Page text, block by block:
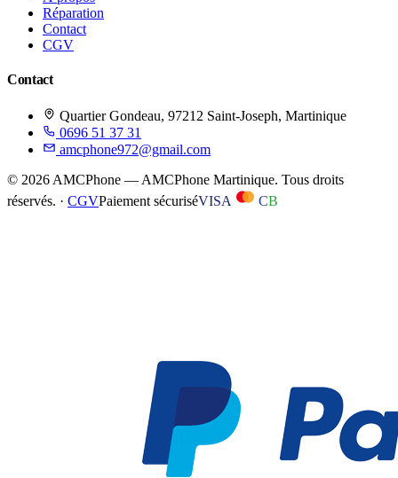
Réparation
Contact
CGV
Contact
Quartier Gondeau, 97212 Saint-Joseph, Martinique
0696 51 37 31
amcphone972@gmail.com
© 2026 AMCPhone — AMCPhone Martinique. Tous droits
réservés. · CGVPaiement sécuriséVISA CB